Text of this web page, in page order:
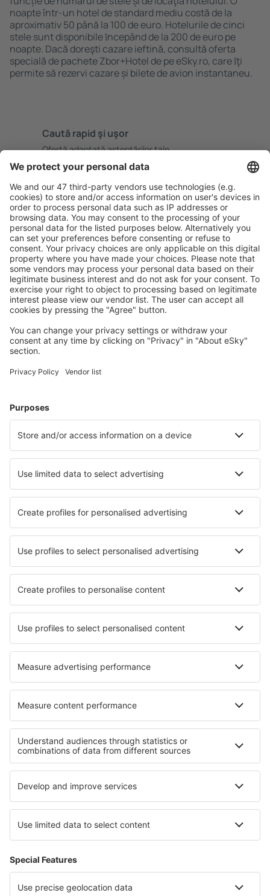
noapte într-un hotel de standard mediu costă de la
aproximativ 50 până la 100 de euro. Hotelurile de cinci
stele sunt disponibile ȋncepând de la 200 de euro pe
noapte. Dacă doreşti cazare ieftină, consultă oferta
specială de pachete Zbor+Hotel de pe eSky.ro, care ȋţi
permite să rezervi cazare și bilete de avion instantaneu.
Caută rapid şi uşor
Ofertă adaptată aşteptărilor tale.
Planifică ȋn siguranţă
Rezervare fără griji cu opțiune gratuită de anulare.
Economiseşte mai mult
Prețuri atractive și oferte speciale pentru utilizatorii
conectați.
Cazarea preferată
Alege din peste 1,3 mil. de opţiuni: hoteluri, cabane,
Cele mai căutate hoteluri de către utilizatorii eSky
Hoteluri în Cannes
Hoteluri în Le Cap d`Agde Hoteluri în Frejus
Hoteluri în La Tranche-sur-Mer Hoteluri în Valras-Plage
Hoteluri în Les Gets Hoteluri în Arles
Cele mai bune hoteluri - orașe
Hoteluri în Borgo Bonsignore Hoteluri în Vaglio Serra
Hoteluri în Crato Hoteluri în Golubac
Hoteluri în Santa Cruz Hoteluri în Hatrival
Cele mai bune hoteluri - regiuni
Hoteluri în Alsacia Hoteluri în Aquitania
Hoteluri în Midi-Pyrenees Hoteluri în Valea Loirei
Hoteluri în Regiunea Mont Blanc
Hoteluri in Warmia Hoteluri in Tatras